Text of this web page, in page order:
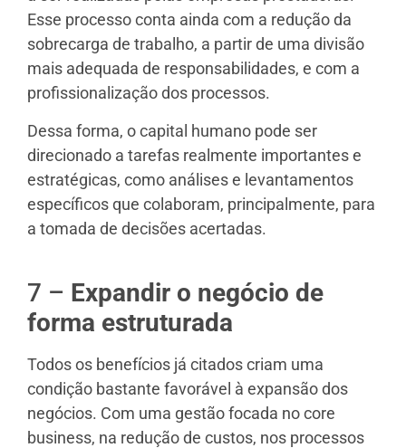
Esse processo conta ainda com a redução da
sobrecarga de trabalho, a partir de uma divisão
mais adequada de responsabilidades, e com a
profissionalização dos processos.
Dessa forma, o capital humano pode ser
direcionado a tarefas realmente importantes e
estratégicas, como análises e levantamentos
específicos que colaboram, principalmente, para
a tomada de decisões acertadas.
7 – Expandir o negócio de
forma estruturada
Todos os benefícios já citados criam uma
condição bastante favorável à expansão dos
negócios. Com uma gestão focada no core
business, na redução de custos, nos processos